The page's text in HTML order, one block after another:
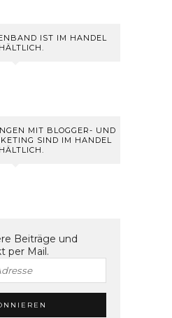
IST IM HANDEL
MIT BLOGGER- UND
SIND IM HANDEL
Beiträge und
per Mail.